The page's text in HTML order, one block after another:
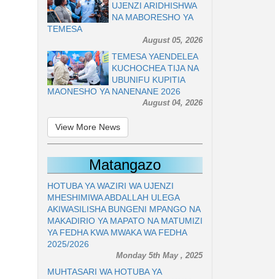
UJENZI ARIDHISHWA
NA MABORESHO YA
TEMESA
August 05, 2026
TEMESA YAENDELEA
KUCHOCHEA TIJA NA
UBUNIFU KUPITIA
MAONESHO YA NANENANE 2026
August 04, 2026
View More News
Matangazo
HOTUBA YA WAZIRI WA UJENZI
MHESHIMIWA ABDALLAH ULEGA
AKIWASILISHA BUNGENI MPANGO NA
MAKADIRIO YA MAPATO NA MATUMIZI
YA FEDHA KWA MWAKA WA FEDHA
2025/2026
Monday 5th May , 2025
MUHTASARI WA HOTUBA YA